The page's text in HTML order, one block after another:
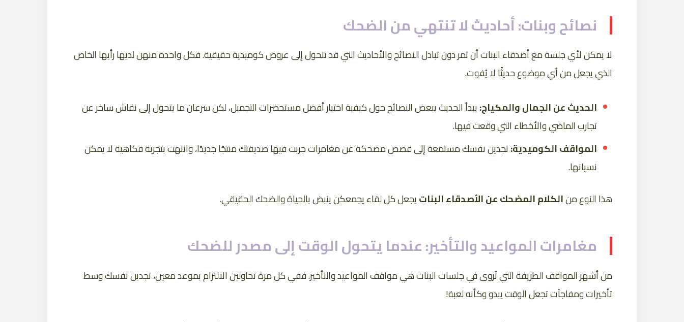
نصائح وبنات: أحاديث لا تنتهي من الضحك
لا يمكن لأي جلسة مع أصدقاء البنات أن تمر دون تبادل النصائح والأحاديث التي قد تتحول إلى عروض كوميدية حقيقية. فكل واحدة منهن لديها رأيها الخاص
الذي يجعل من أي موضوع حديثًا لا يُفوت.
الحديث عن الجمال والمكياج:يبدأ الحديث ببعض النصائح حول كيفية اختيار أفضل مستحضرات التجميل، لكن سرعان ما يتحول إلى نقاش ساخر عن
تجارب الماضي والأخطاء التي وقعت فيها.
المواقف الكوميدية:تجدين نفسك مستمعة إلى قصص مضحكة عن مغامرات جربت فيها صديقتك منتجًا جديدًا، وانتهت بتجربة فكاهية لا يمكن
نسيانها.
هذا النوع منالكلام المضحك عن الأصدقاء البناتيجعل كل لقاء يجمعكن ينبض بالحياة والضحك الحقيقي.
مغامرات المواعيد والتأخير: عندما يتحول الوقت إلى مصدر للضحك
من أشهر المواقف الطريفة التي تُروى في جلسات البنات هي مواقف المواعيد والتأخير. ففي كل مرة تحاولين الالتزام بموعد معين، تجدين نفسك وسط
تأخيرات ومفاجآت تجعل الوقت يبدو وكأنه لعبة!